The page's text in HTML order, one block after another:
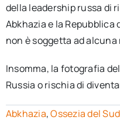
della leadership russa di
Abkhazia e la Repubblica
non è soggetta ad alcuna
Insomma, la fotografia
Russia o rischia di
Abkhazia,Ossezia del Sud